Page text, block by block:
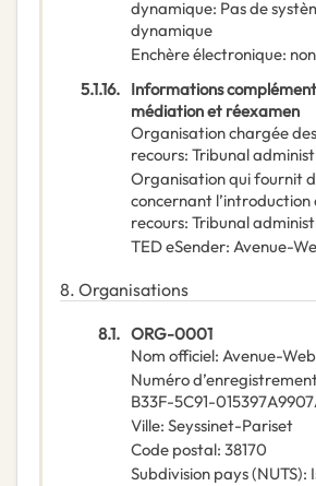
dynamique: Pas de
dynamique
Enchère électronique: non
5.1.16. Informations
médiation et réexamen
Organisation chargée
recours: Tribunal
Organisation qui fournit
concernant l’introduction
recours: Tribunal
TED eSender: Avenue-
8. Organisations
8.1. ORG-0001
Nom officiel: Avenue-
Numéro
B33F-5C91-
Ville: Seyssinet-Pariset
Code postal: 38170
Subdivision pays (NUTS):